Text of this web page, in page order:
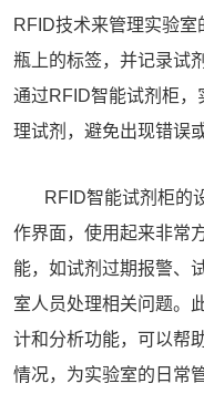
RFID技术来管理实验室
瓶上的标签，并记录试
通过RFID智能试剂柜，
理试剂，避免出现错误
RFID智能试剂柜的设
作界面，使用起来非常
能，如试剂过期报警、
室人员处理相关问题。
计和分析功能，可以帮
情况，为实验室的日常